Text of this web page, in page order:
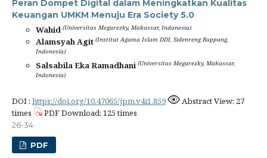
Peran Dompet Digital dalam Meningkatkan Kualitas
Keuangan UMKM Menuju Era Society 5.0
Wahid (Universitas Megarezky, Makassar, Indonesia)
Alamsyah Agit (Institut Agama Islam DDI, Sidenreng Rappang,
Indonesia)
Salsabila Eka Ramadhani (Universitas Megarezky, Makassar,
Indonesia)
DOI : https://doi.org/10.47065/jpm.v4i1.859
Abstract View: 27
times
PDF Download: 125 times
26-34
PDF